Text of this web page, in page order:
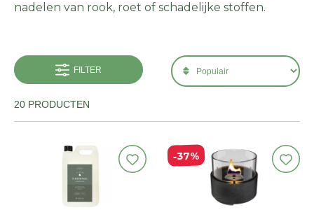
nadelen van rook, roet of schadelijke stoffen.
FILTER
20 PRODUCTEN
37%